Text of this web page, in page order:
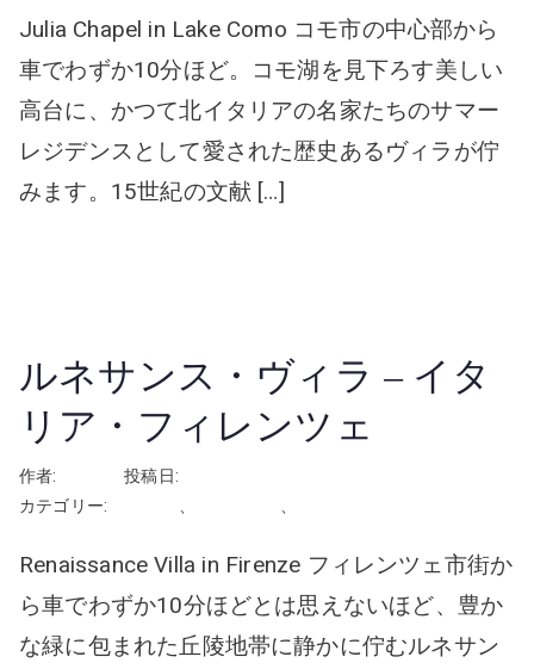
Julia Chapel in Lake Como コモ市の中心部から
車でわずか10分ほど。コモ湖を見下ろす美しい
高台に、かつて北イタリアの名家たちのサマー
レジデンスとして愛された歴史あるヴィラが佇
みます。15世紀の文献 […]
ルネサンス・ヴィラ – イタ
リア・フィレンツェ
作者: rhayashi投稿日:
カテゴリー:
、 、
Renaissance Villa in Firenze フィレンツェ市街か
ら車でわずか10分ほどとは思えないほど、豊か
な緑に包まれた丘陵地帯に静かに佇むルネサン